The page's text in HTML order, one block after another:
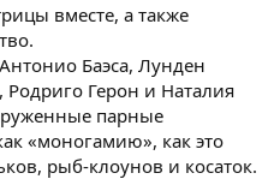
вместе, а также
Баэса, Лунден
Герон и Наталия
парные
«моногамию», как это
рыб-клоунов и косаток.